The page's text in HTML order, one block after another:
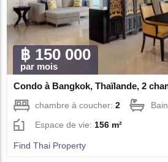
฿ 150 000
par mois
Condo à Bangkok, Thaïlande, 2
chambre à coucher:2
Espace de vie: 156 m²
Find Thai Property